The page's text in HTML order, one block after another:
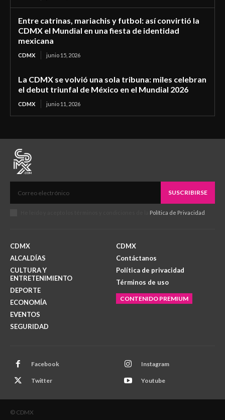
Entre catrinas, mariachis y futbol: así convirtió la
CDMX el Mundial en una fiesta de identidad
mexicana
CDMX junio 15, 2026
La CDMX se volvió una sola tribuna: miles celebran
el debut triunfal de México en el Mundial 2026
CDMX junio 11, 2026
SUSCRIBIRSE
Política de Privacidad
CDMX
ALCALDÍAS
CULTURA Y
ENTRETENIMIENTO
DEPORTE
ECONOMÍA
EVENTOS
SEGURIDAD
CDMX
Contáctanos
Política de privacidad
Términos de uso
CONTENIDO PREMIUM
Facebook Instagram
Twitter Youtube
© CDMX